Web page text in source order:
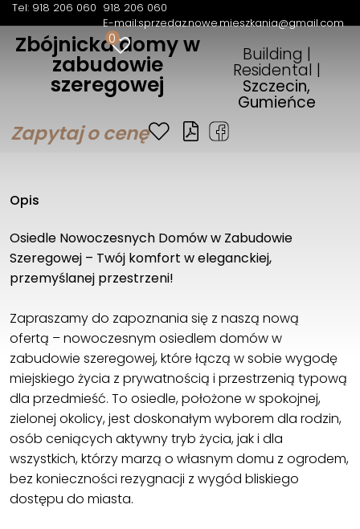
Tel: 918 206 060 918 206 060
E-mail:sprzedaz.nowe.mieszkania@gmail.com
0
Zbójnicka domy w
zabudowie
szeregowej
Building |
Residental |
Szczecin,
Gumieńce
Zapytaj o cenę
Opis
Osiedle Nowoczesnych Domów w Zabudowie
Szeregowej – Twój komfort w eleganckiej,
przemyślanej przestrzeni!
Zapraszamy do zapoznania się z naszą nową
ofertą – nowoczesnym osiedlem domów w
zabudowie szeregowej, które łączą w sobie wygodę
miejskiego życia z prywatnością i przestrzenią typową
dla przedmieść. To osiedle, położone w spokojnej,
zielonej okolicy, jest doskonałym wyborem dla rodzin,
osób ceniących aktywny tryb życia, jak i dla
wszystkich, którzy marzą o własnym domu z ogrodem,
bez konieczności rezygnacji z wygód bliskiego
dostępu do miasta.